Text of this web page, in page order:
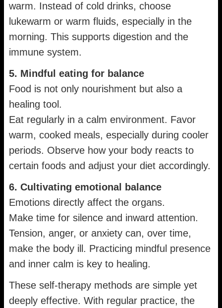
warm. Instead of cold drinks, choose
lukewarm or warm fluids, especially in the
morning. This supports digestion and the
immune system.
5. Mindful eating for balance
Food is not only nourishment but also a
healing tool.
Eat regularly in a calm environment. Favor
warm, cooked meals, especially during cooler
periods. Observe how your body reacts to
certain foods and adjust your diet accordingly.
6. Cultivating emotional balance
Emotions directly affect the organs.
Make time for silence and inward attention.
Tension, anger, or anxiety can, over time,
make the body ill. Practicing mindful presence
and inner calm is key to healing.
These self-therapy methods are simple yet
deeply effective. With regular practice, the